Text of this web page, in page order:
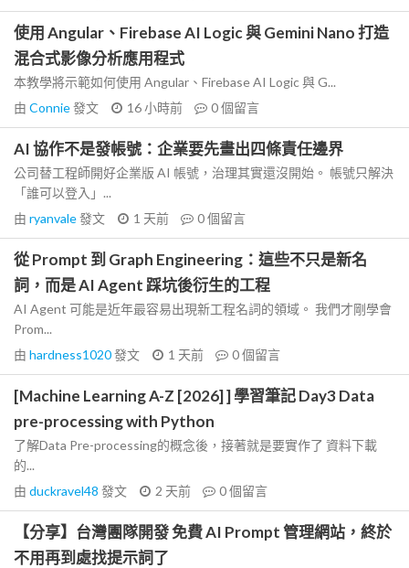
使用 Angular、Firebase AI Logic 與 Gemini Nano 打造
混合式影像分析應用程式
本教學將示範如何使用 Angular、Firebase AI Logic 與 G...
由 Connie發文 16 小時前 0個留言
AI 協作不是發帳號：企業要先畫出四條責任邊界
公司替工程師開好企業版 AI 帳號，治理其實還沒開始。 帳號只解決
「誰可以登入」...
由 ryanvale發文 1 天前 0個留言
從 Prompt 到 Graph Engineering：這些不只是新名
詞，而是 AI Agent 踩坑後衍生的工程
AI Agent 可能是近年最容易出現新工程名詞的領域。 我們才剛學會
Prom...
由 hardness1020發文 1 天前 0個留言
[Machine Learning A-Z [2026] ] 學習筆記 Day3 Data
pre-processing with Python
了解Data Pre-processing的概念後，接著就是要實作了 資料下載
的...
由 duckravel48 發文 2 天前 0個留言
【分享】台灣團隊開發 免費 AI Prompt 管理網站，終於
不用再到處找提示詞了